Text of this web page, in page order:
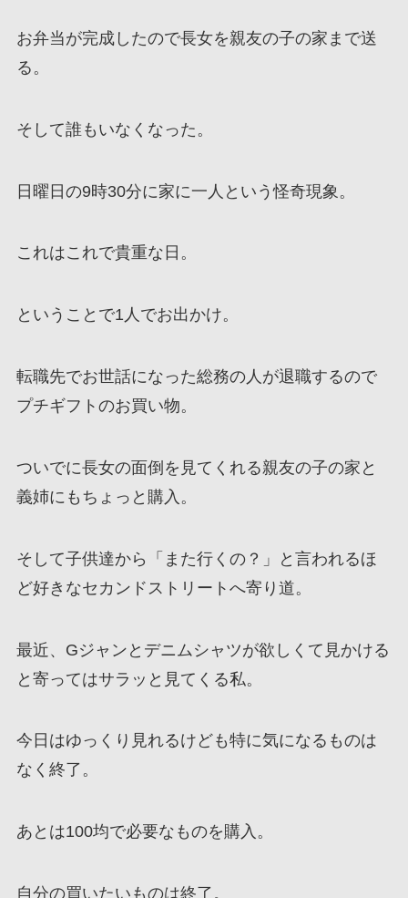
お弁当が完成したので長女を親友の子の家まで送
る。
そして誰もいなくなった。
日曜日の9時30分に家に一人という怪奇現象。
これはこれで貴重な日。
ということで1人でお出かけ。
転職先でお世話になった総務の人が退職するので
プチギフトのお買い物。
ついでに長女の面倒を見てくれる親友の子の家と
義姉にもちょっと購入。
そして子供達から「また行くの？」と言われるほ
ど好きなセカンドストリートへ寄り道。
最近、Gジャンとデニムシャツが欲しくて見かける
と寄ってはサラッと見てくる私。
今日はゆっくり見れるけども特に気になるものは
なく終了。
あとは100均で必要なものを購入。
自分の買いたいものは終了。